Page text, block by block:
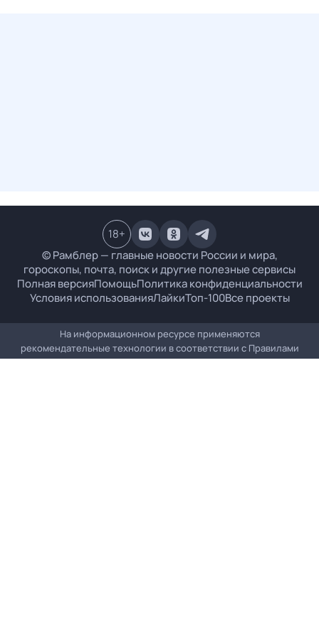
© Рамблер — главные новости России и мира,
гороскопы, почта, поиск и другие полезные сервисы
Полная версияПомощьПолитика конфиденциальности
Условия использованияЛайкиТоп-100Все проекты
18+
На информационном ресурсе применяются
рекомендательные технологии в соответствии с Правилами